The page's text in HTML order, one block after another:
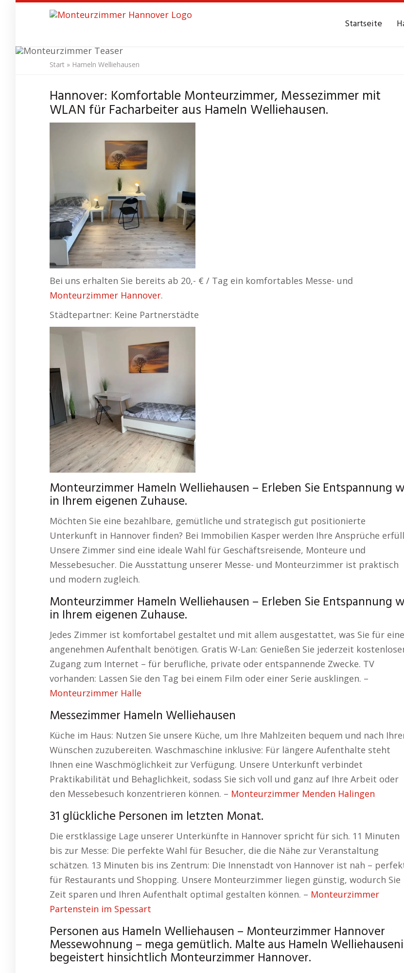
content
Startseite
Monteurzimmer Hameln
Start » Hameln Welliehausen
Hannover: Komfortable Monteurzimmer, Messezimmer mit
WLAN für Facharbeiter aus Hameln Welliehausen.
Bei uns erhalten Sie bereits ab 20,- € / Tag ein komfortables Messe- und
Monteurzimmer Hannover.
Städtepartner: Keine Partnerstädte
Monteurzimmer Hameln Welliehausen – Erleben Sie Entspannung
in Ihrem eigenen Zuhause.
Möchten Sie eine bezahlbare, gemütliche und strategisch gut positionierte
Unterkunft in Hannover finden? Bei Immobilien Kasper werden Ihre Ansprüche
Unsere Zimmer sind eine ideale Wahl für Geschäftsreisende, Monteure und
Messebesucher. Die Ausstattung unserer Messe- und Monteurzimmer ist praktisch
und modern zugleich.
Monteurzimmer Hameln Welliehausen – Erleben Sie Entspannung
in Ihrem eigenen Zuhause.
Jedes Zimmer ist komfortabel gestaltet und mit allem ausgestattet, was Sie für
angenehmen Aufenthalt benötigen. Gratis W-Lan: Genießen Sie jederzeit
Zugang zum Internet – für berufliche, private oder entspannende Zwecke. TV
vorhanden: Lassen Sie den Tag bei einem Film oder einer Serie ausklingen. –
Monteurzimmer Halle
Messezimmer Hameln Welliehausen
Küche im Haus: Nutzen Sie unsere Küche, um Ihre Mahlzeiten bequem und nach
Wünschen zuzubereiten. Waschmaschine inklusive: Für längere Aufenthalte steht
Ihnen eine Waschmöglichkeit zur Verfügung. Unsere Unterkunft verbindet
Praktikabilität und Behaglichkeit, sodass Sie sich voll und ganz auf Ihre Arbeit oder
den Messebesuch konzentrieren können. – Monteurzimmer Menden Halingen
31 glückliche Personen im letzten Monat.
Die erstklassige Lage unserer Unterkünfte in Hannover spricht für sich. 11 Minuten
bis zur Messe: Die perfekte Wahl für Besucher, die die Nähe zur Veranstaltung
schätzen. 13 Minuten bis ins Zentrum: Die Innenstadt von Hannover ist nah –
für Restaurants und Shopping. Unsere Monteurzimmer liegen günstig, wodurch Sie
Zeit sparen und Ihren Aufenthalt optimal gestalten können. – Monteurzimmer
Partenstein im Spessart
Personen aus Hameln Welliehausen – Monteurzimmer Hannover
Messewohnung – mega gemütlich. Malte aus Hameln
begeistert hinsichtlich Monteurzimmer Hannover.